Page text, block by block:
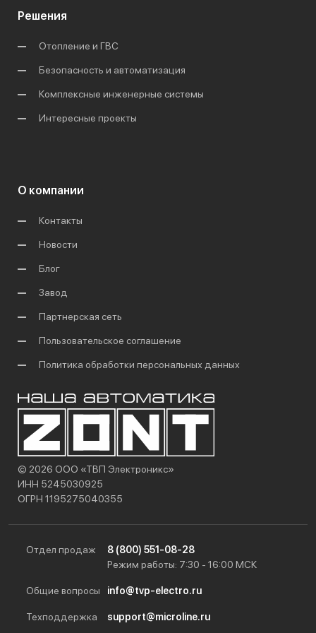
Решения
Отопление и ГВС
Безопасность и автоматизация
Комплексные инженерные системы
Интересные проекты
О компании
Контакты
Новости
Блог
Завод
Партнерская сеть
Пользовательское соглашение
Политика обработки персональных данных
© 2026 ООО «ТВП Электроникс»
ИНН 5245030925
ОГРН 1195275040355
Отдел продаж
8 (800) 551-08-28
Режим работы: 7:30 - 16:00 МСК
Общие вопросы info@tvp-electro.ru
Техподдержка support@microline.ru